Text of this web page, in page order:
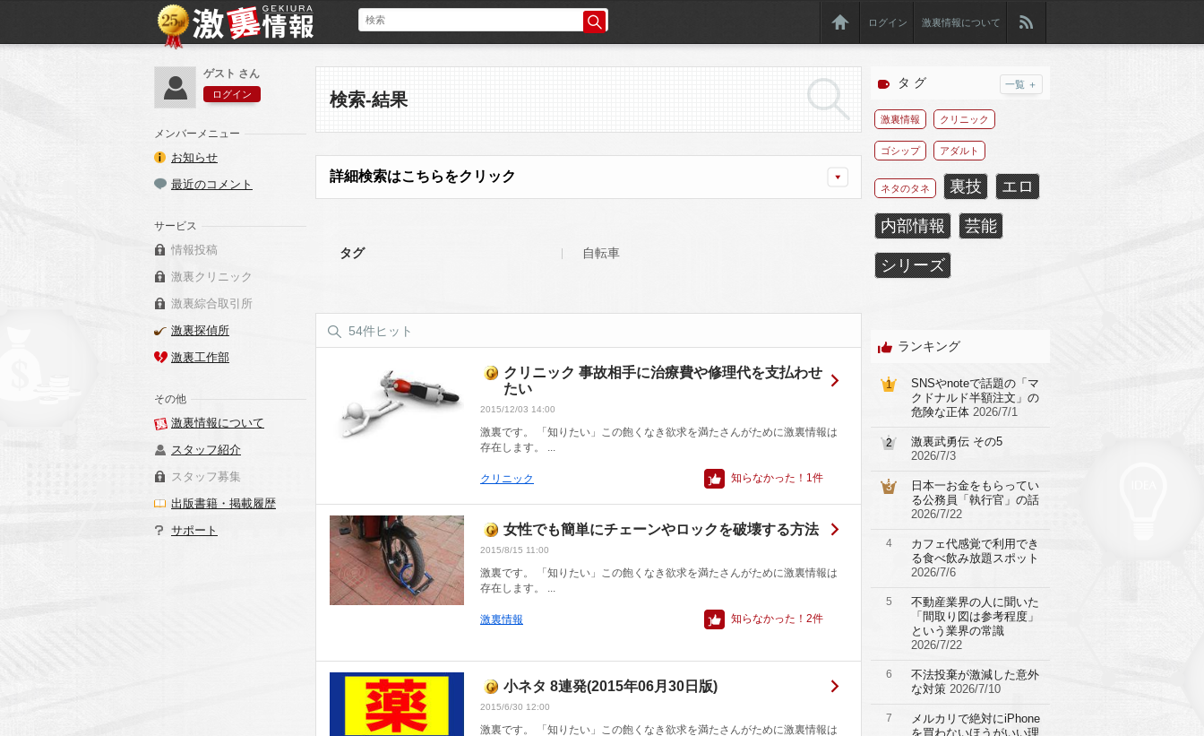
ログイン 激裏情報について
検索-結果
詳細検索はこちらをクリック
タグ 自転車
54件ヒット
クリニック 事故相手に治療費や修理代を支払わせ
たい
2015/12/03 14:00
激裏です。 「知りたい」この飽くなき欲求を満たさんがために激裏情報は
存在します。 ...
クリニック 知らなかった！ 1件
女性でも簡単にチェーンやロックを破壊する方法
2015/8/15 11:00
激裏です。 「知りたい」この飽くなき欲求を満たさんがために激裏情報は
存在します。 ...
激裏情報 知らなかった！ 2件
小ネタ 8連発(2015年06月30日版)
2015/6/30 12:00
激裏です。 「知りたい」この飽くなき欲求を満たさんがために激裏情報は
ゲスト さん
ログイン
メンバーメニュー
お知らせ
最近のコメント
サービス
情報投稿
激裏クリニック
激裏綜合取引所
激裏探偵所
激裏工作部
その他
激裏情報について
スタッフ紹介
スタッフ募集
出版書籍・掲載履歴
サポート
タ グ 一覧 ＋
激裏情報 クリニック
ゴシップ アダルト
ネタのタネ 裏技 エロ
内部情報 芸能
シリーズ
ランキング
1
SNSやnoteで話題の「マ
クドナルド半額注文」の
危険な正体 2026/7/1
2
激裏武勇伝 その5
2026/7/3
3
日本一お金をもらってい
る公務員「執行官」の話
2026/7/22
4
カフェ代感覚で利用でき
る食べ飲み放題スポット
2026/7/6
5
不動産業界の人に聞いた
「間取り図は参考程度」
という業界の常識
2026/7/22
6
不法投棄が激減した意外
な対策 2026/7/10
7
メルカリで絶対にiPhone
を買わないほうがいい理